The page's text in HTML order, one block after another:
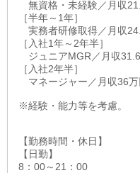
無資格・未経験／月収
［半年～1年］
実務者研修取得／月収
［入社1年～2年半］
ジュニアMGR／月収
［入社2年半］
マネージャー／月収36万
※経験・能力等を考慮。
【勤務時間・休日】
【日勤】
8：00～21：00